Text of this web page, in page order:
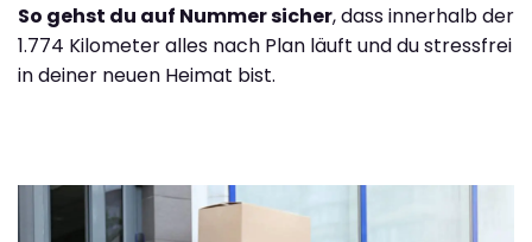
So gehst du auf Nummer sicher, dass innerhalb der
1.774 Kilometer alles nach Plan läuft und du stressfrei
in deiner neuen Heimat bist.